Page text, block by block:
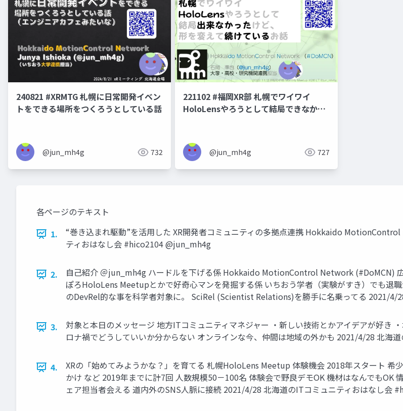
240821 #XRMTG 札幌に日常開発イベン
トをできる場所をつくろうとしている話
@jun_mh4g 732
221102 #福岡XR部 札幌でワイワイ
HoloLensやろうとして結局できなかっ
@jun_mh4g 727
各ページのテキスト
1.
“巻き込まれ駆動”を活用した XR開発者コミュニティの多拠点連携 Hokkaido
ティおはなし会 #hico2104 @jun_mh4g
2.
自己紹介 ＠jun_mh4g ハードルを下げる係 Hokkaido MotionControl Network (#DoMCN)
ぽろHoloLens Meetupとかで好奇心マンを発掘する係 いちおう学者（実験がすき）でも退
のDevRel的な事を科学者対象に。 SciRel (Scientist Relations)を勝手に名乗ってる 2021/
3.
対象と本日のメッセージ 地方ITコミュニティマネジャー ・新しい技術とかアイデアが好き
ロナ禍でどうしていいか分からない オンラインな今、仲間は地域の外かも 2021/4/28 北海
4.
XRの「始めてみようかな？」を育てる 札幌HoloLens Meetup 体験機会 2018年スタート 希
かけ など 2019年までに計7回 人数規模50－100名 体験会で野良デモOK 機材はなんでもOK
ェア担当者会える 道内外のSNS人脈に接続 2021/4/28 北海道のITコミュニティおはなし会